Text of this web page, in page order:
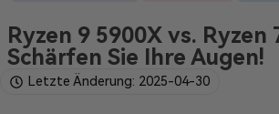
Ryzen 9 5900X vs. Ryzen
Schärfen Sie Ihre Augen!
Letzte Änderung: 2025-04-30